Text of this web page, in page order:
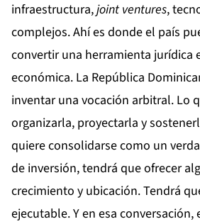
infraestructura,joint ventures,
complejos. Ahí es donde el país
convertir una herramienta jurídica
económica. La República
inventar una vocación arbitral. Lo
organizarla, proyectarla y
quiere consolidarse como un
de inversión, tendrá que ofrecer
crecimiento y ubicación. Tendrá
ejecutable. Y en esa conversación,